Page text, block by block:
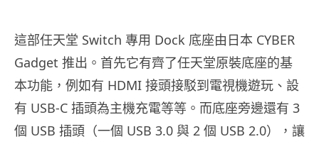
這部任天堂 Switch 專用 Dock 底座由日本 CYBER
Gadget 推出。首先它有齊了任天堂原裝底座的基
本功能，例如有 HDMI 接頭接駁到電視機遊玩、設
有 USB-C 插頭為主機充電等等。而底座旁邊還有 3
個 USB 插頭（一個 USB 3.0 與 2 個 USB 2.0），讓